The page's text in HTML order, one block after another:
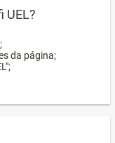
UEL?
da página;